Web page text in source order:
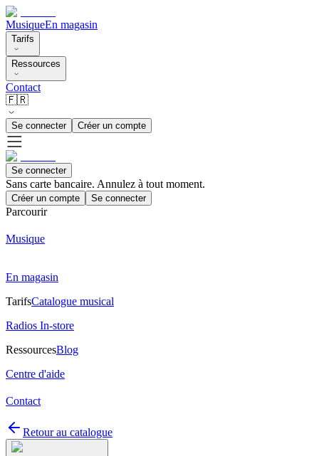
MusiqueEn magasin
Tarifs
Ressources
Contact
🇫🇷
Se connecter Créer un compte
Se connecter
Sans carte bancaire. Annulez à tout moment.
Créer un compte Se connecter
Parcourir
Musique
En magasin
TarifsCatalogue musical
Radios In-store
RessourcesBlog
Centre d'aide
Contact
Retour au catalogue